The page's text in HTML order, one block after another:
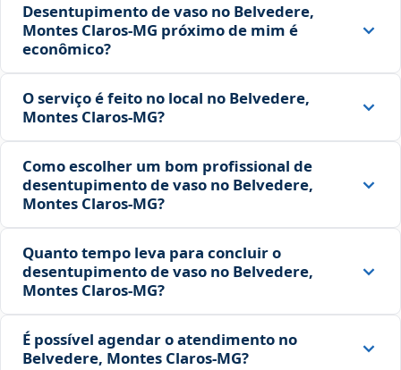
Desentupimento de vaso no Belvedere,
Montes Claros‑MG próximo de mim é
econômico?
O serviço é feito no local no Belvedere,
Montes Claros‑MG?
Como escolher um bom profissional de
desentupimento de vaso no Belvedere,
Montes Claros‑MG?
Quanto tempo leva para concluir o
desentupimento de vaso no Belvedere,
Montes Claros‑MG?
É possível agendar o atendimento no
Belvedere, Montes Claros‑MG?